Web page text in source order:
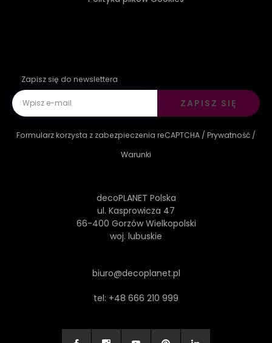
Zapisz się do newslettera
ZAPISZ SIĘ
Formularz korzysta z zabezpieczenia reCAPTCHA / Prywatność /
Warunki
decoPLANET Polska
ul. Kasprowicza 47
66-400 Gorzów Wielkopolski
woj. lubuskie
biuro@decoplanet.pl
tel: +48 666 210 999